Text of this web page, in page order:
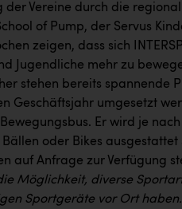
der Vereine durch die
of Pump, der Servus
zeigen, dass sich
Jugendliche mehr zu
stehen bereits spannende
Geschäftsjahr umgesetzt
Bewegungsbus. Er wird je
oder Bikes ausgestattet
auf Anfrage zur Verfügung
Möglichkeit, diverse
Sportgeräte vor Ort